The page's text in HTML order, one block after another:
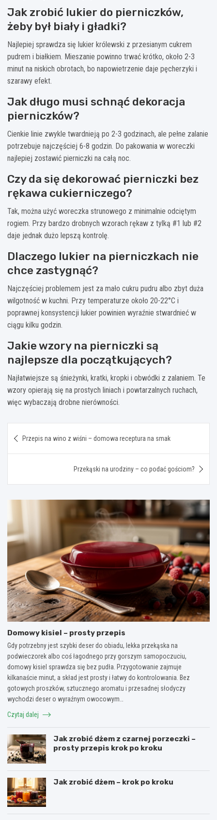
Jak zrobić lukier do pierniczków,
żeby był biały i gładki?
Najlepiej sprawdza się lukier królewski z przesianym cukrem
pudrem i białkiem. Mieszanie powinno trwać krótko, około 2-3
minut na niskich obrotach, bo napowietrzenie daje pęcherzyki i
szarawy efekt.
Jak długo musi schnąć dekoracja
pierniczków?
Cienkie linie zwykle twardnieją po 2-3 godzinach, ale pełne zalanie
potrzebuje najczęściej 6-8 godzin. Do pakowania w woreczki
najlepiej zostawić pierniczki na całą noc.
Czy da się dekorować pierniczki bez
rękawa cukierniczego?
Tak, można użyć woreczka strunowego z minimalnie odciętym
rogiem. Przy bardzo drobnych wzorach rękaw z tylką #1 lub #2
daje jednak dużo lepszą kontrolę.
Dlaczego lukier na pierniczkach nie
chce zastygnąć?
Najczęściej problemem jest za mało cukru pudru albo zbyt duża
wilgotność w kuchni. Przy temperaturze około 20-22°C i
poprawnej konsystencji lukier powinien wyraźnie stwardnieć w
ciągu kilku godzin.
Jakie wzory na pierniczki są
najlepsze dla początkujących?
Najłatwiejsze są śnieżynki, kratki, kropki i obwódki z zalaniem. Te
wzory opierają się na prostych liniach i powtarzalnych ruchach,
więc wybaczają drobne nierówności.
wpisu
Przepis na wino z wiśni – domowa receptura na smak
Przekąski na urodziny – co podać gościom?
Domowy kisiel – prosty przepis
Gdy potrzebny jest szybki deser do obiadu, lekka przekąska na
podwieczorek albo coś łagodnego przy gorszym samopoczuciu,
domowy kisiel sprawdza się bez pudła. Przygotowanie zajmuje
kilkanaście minut, a skład jest prosty i łatwy do kontrolowania. Bez
gotowych proszków, sztucznego aromatu i przesadnej słodyczy
wychodzi deser o wyraźnym owocowym…
Czytaj dalej
Jak zrobić dżem z czarnej porzeczki –
prosty przepis krok po kroku
Jak zrobić dżem – krok po kroku